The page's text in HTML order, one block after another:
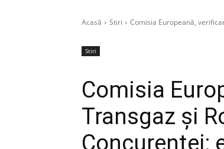
Acasă Stiri Comisia Europeană,
Stiri
Comisia
Transgaz şi
Concurenţei: